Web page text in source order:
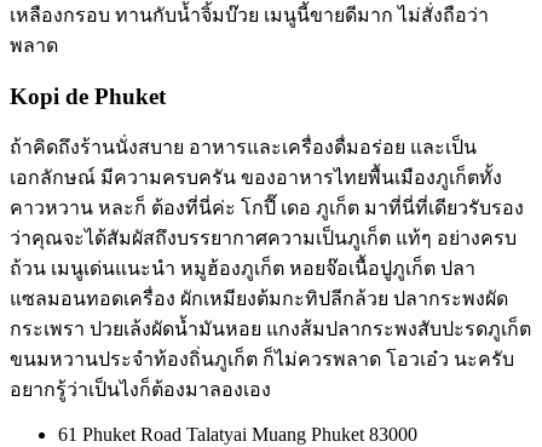
เหลืองกรอบ ทานกับน้ำจิ้มบ๊วย เมนูนี้ขายดีมาก ไม่สั่งถือว่า
พลาด
Kopi de Phuket
ถ้าคิดถึงร้านนั่งสบาย อาหารและเครื่องดื่มอร่อย และเป็น
เอกลักษณ์ มีความครบครัน ของอาหารไทยพื้นเมืองภูเก็ตทั้ง
คาวหวาน หละก็ ต้องที่นี่ค่ะ โกปี๊ เดอ ภูเก็ต มาที่นี่ที่เดียวรับรอง
ว่าคุณจะได้สัมผัสถึงบรรยากาศความเป็นภูเก็ต แท้ๆ อย่างครบ
ถ้วน เมนูเด่นแนะนำ หมูฮ้องภูเก็ต หอยจ๊อเนื้อปูภูเก็ต ปลา
แซลมอนทอดเครื่อง ผักเหมียงต้มกะทิปลีกล้วย ปลากระพงผัด
กระเพรา ปวยเล้งผัดน้ำมันหอย แกงส้มปลากระพงสับปะรดภูเก็ต
ขนมหวานประจำท้องถิ่นภูเก็ต ก็ไม่ควรพลาด โอวเอ๋ว นะครับ
อยากรู้ว่าเป็นไงก็ต้องมาลองเอง
61 Phuket Road Talatyai Muang Phuket 83000